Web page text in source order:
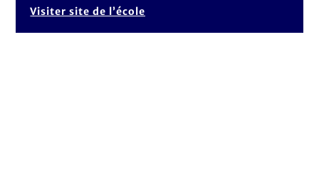
Visiter site de l’école